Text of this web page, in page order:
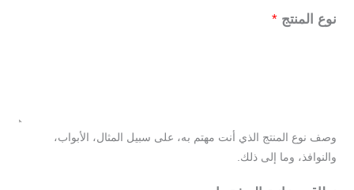
نوع المنتج *
وصف نوع المنتج الذي أنت مهتم به، على سبيل المثال، الأبواب،
والنوافذ، وما إلى ذلك.